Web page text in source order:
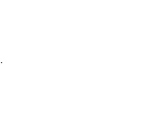
.